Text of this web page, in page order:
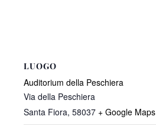
LUOGO
Auditorium della Peschiera
Via della Peschiera
Santa Fiora, 58037 + Google Maps